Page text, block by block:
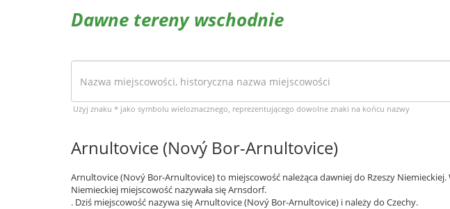
Dawne tereny wschodnie
Użyj znaku * jako symbolu wieloznacznego, reprezentującego dowolne znaki na końcu nazwy
Arnultovice (Nový Bor-Arnultovice)
Arnultovice (Nový Bor-Arnultovice) to miejscowość należąca dawniej do Rzeszy Niemieckiej.
Niemieckiej miejscowość nazywała się Arnsdorf.
. Dziś miejscowość nazywa się Arnultovice (Nový Bor-Arnultovice) i należy do Czechy.